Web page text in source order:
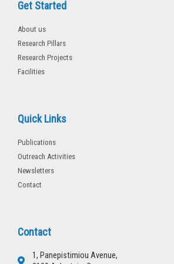
Get Started
About us
Research Pillars
Research Projects
Facilities
Quick Links
Publications
Outreach Activities
Newsletters
Contact
Contact
1, Panepistimiou Avenue,